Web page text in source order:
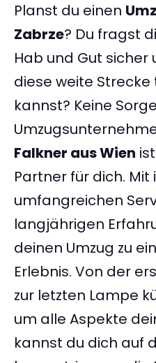
Planst du einen
Zabrze? Du fragst
Hab und Gut sicher
diese weite
kannst? Keine
Falkner aus Wien
Partner für dich. Mit
umfangreichen
langjährigen
deinen Umzug zu
Erlebnis. Von der
zur letzten Lampe
um alle Aspekte
kannst du dich auf